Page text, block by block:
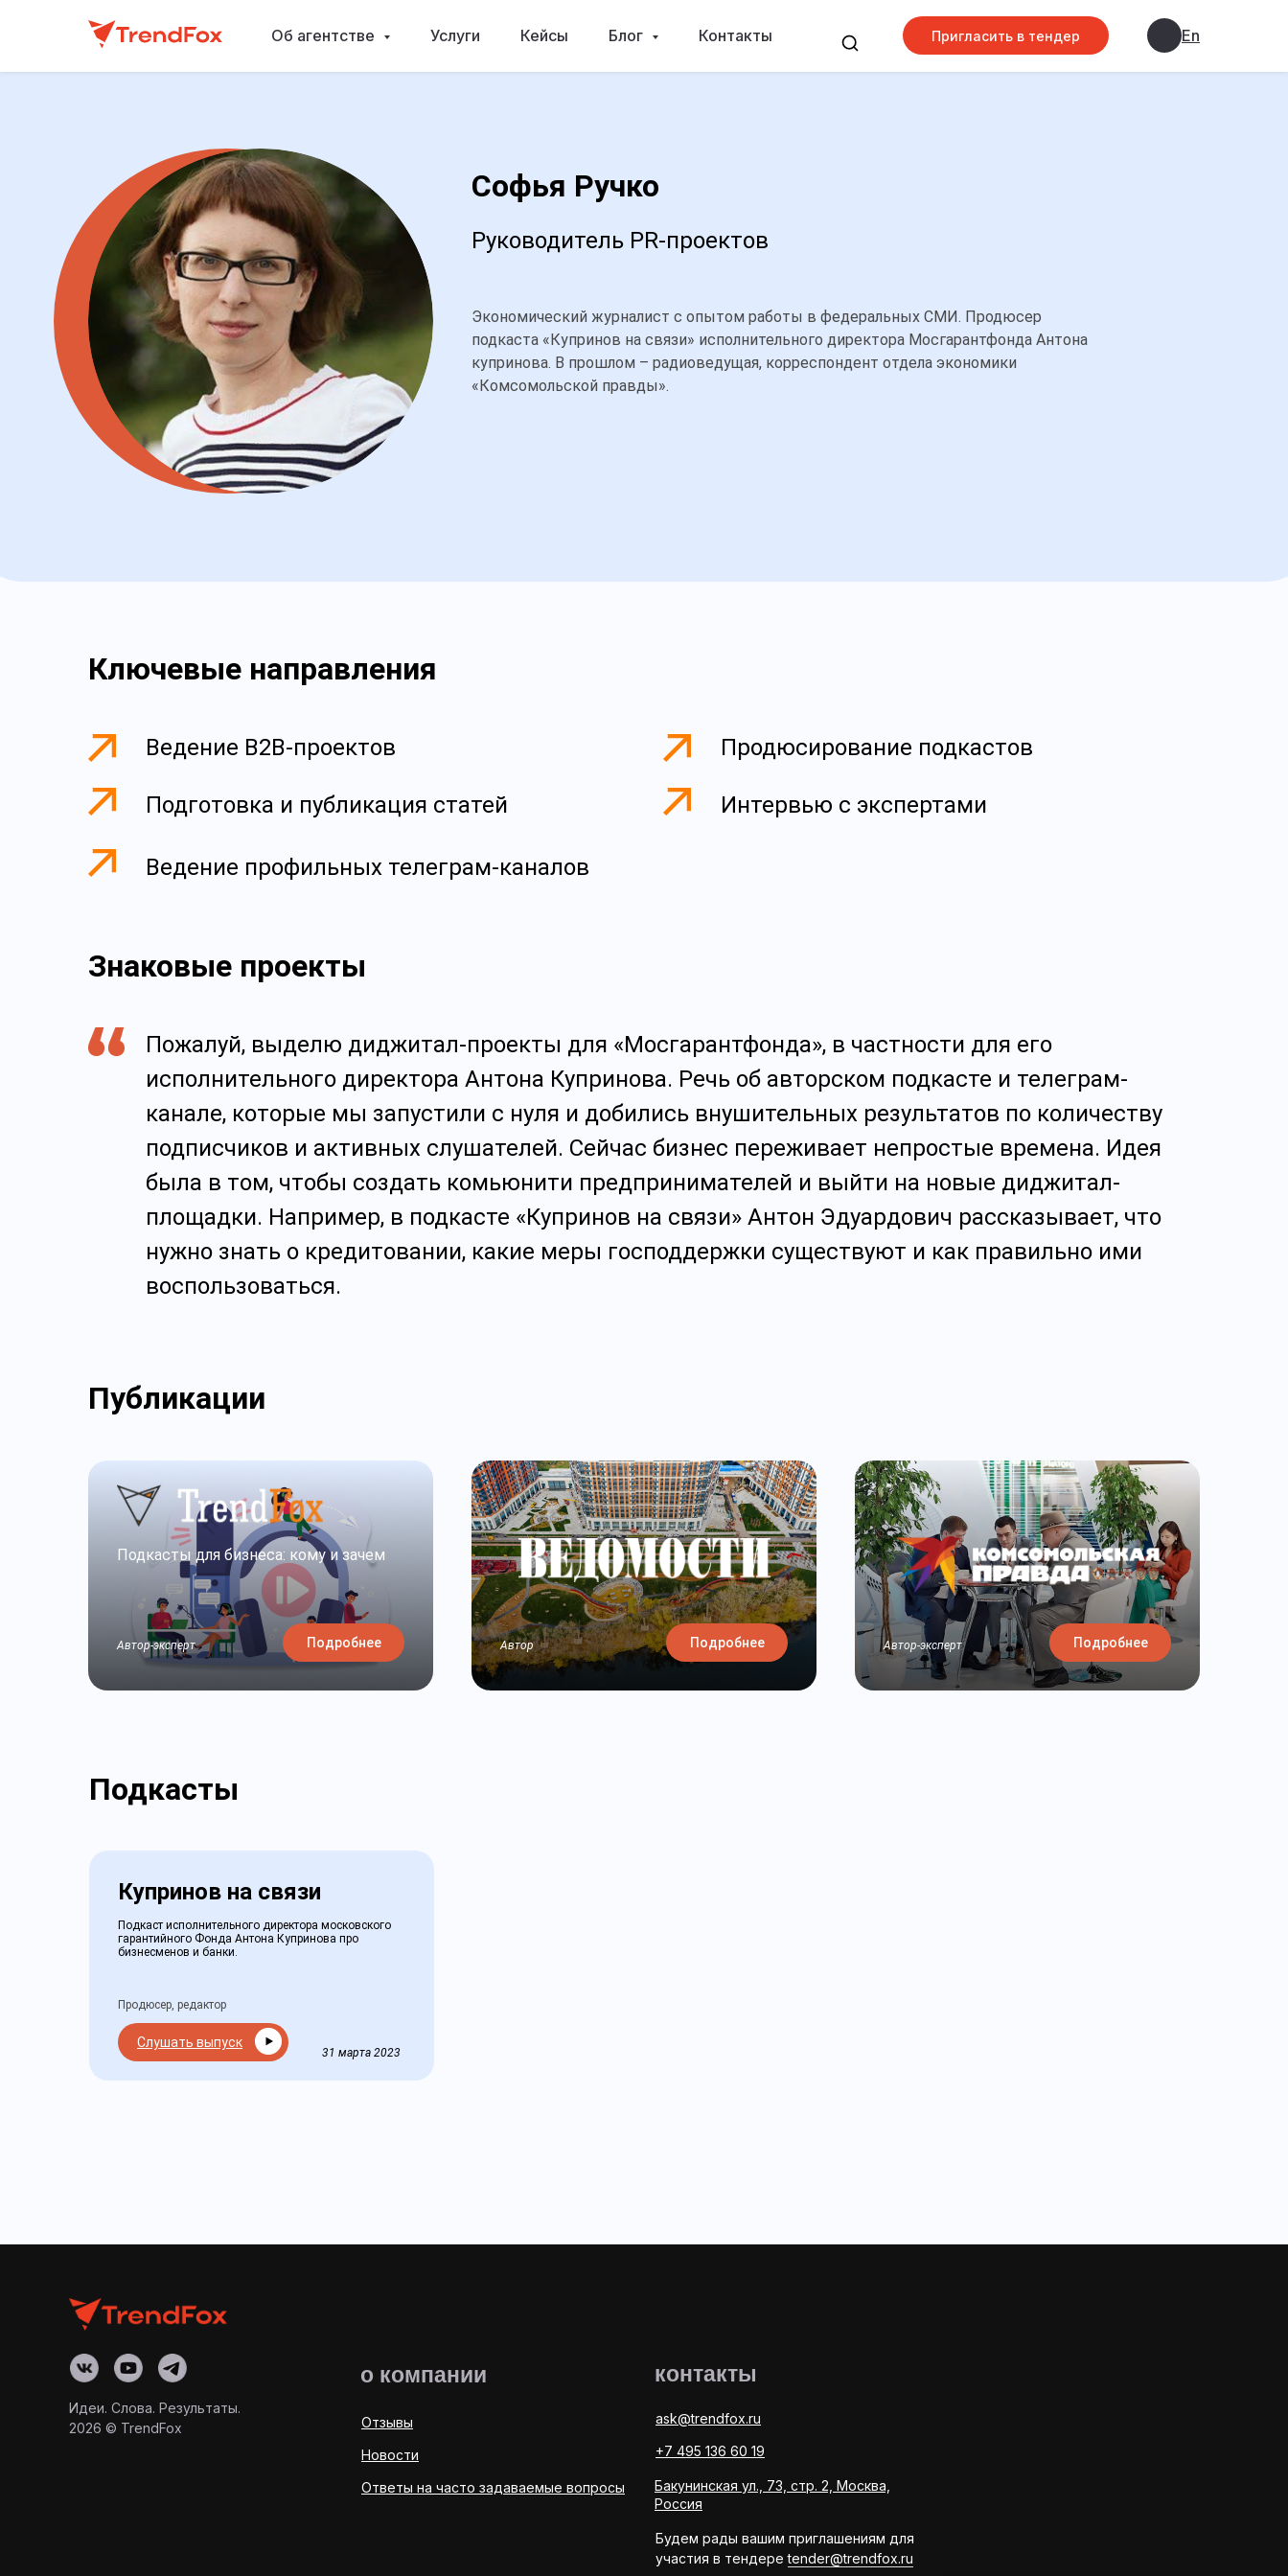
Об агентстве Услуги Кейсы Блог Контакты Пригласить в тендер En
Софья Ручко
Руководитель PR-проектов
Экономический журналист с опытом работы в федеральных СМИ. Продюсер
подкаста «Купринов на связи» исполнительного директора Мосгарантфонда Антона
купринова. В прошлом – радиоведущая, корреспондент отдела экономики
«Комсомольской правды».
Ключевые направления
Пожалуй, выделю диджитал-проекты для «Мосгарантфонда», в частности для его
исполнительного директора Антона Купринова. Речь об авторском подкасте и телеграм-
канале, которые мы запустили с нуля и добились внушительных результатов по количеству
подписчиков и активных слушателей. Сейчас бизнес переживает непростые времена. Идея
была в том, чтобы создать комьюнити предпринимателей и выйти на новые диджитал-
площадки. Например, в подкасте «Купринов на связи» Антон Эдуардович рассказывает, что
нужно знать о кредитовании, какие меры господдержки существуют и как правильно ими
воспользоваться.
Знаковые проекты
Публикации
Подкасты для бизнеса: кому и зачем
Автор-эксперт Подробнее Автор Подробнее
Продюсирование подкастов
Интервью с экспертами
Ведение B2B-проектов
Подготовка и публикация статей
Автор-эксперт Подробнее
Ведение профильных телеграм-каналов
Подкасты
Подкаст исполнительного директора московского
гарантийного Фонда Антона Купринова про
бизнесменов и банки.
Купринов на связи
31 марта 2023
Продюсер, редактор
Слушать выпуск
Идеи. Слова. Результаты.
2026 © TrendFox
контакты
о компании
Будем рады вашим приглашениям для
участия в тендереtender@trendfox.ru
Бакунинская ул., 73, стр. 2, Москва,
Россия
+7 495 136 60 19
ask@trendfox.ru
Ответы на часто задаваемые вопросы
Новости
Отзывы